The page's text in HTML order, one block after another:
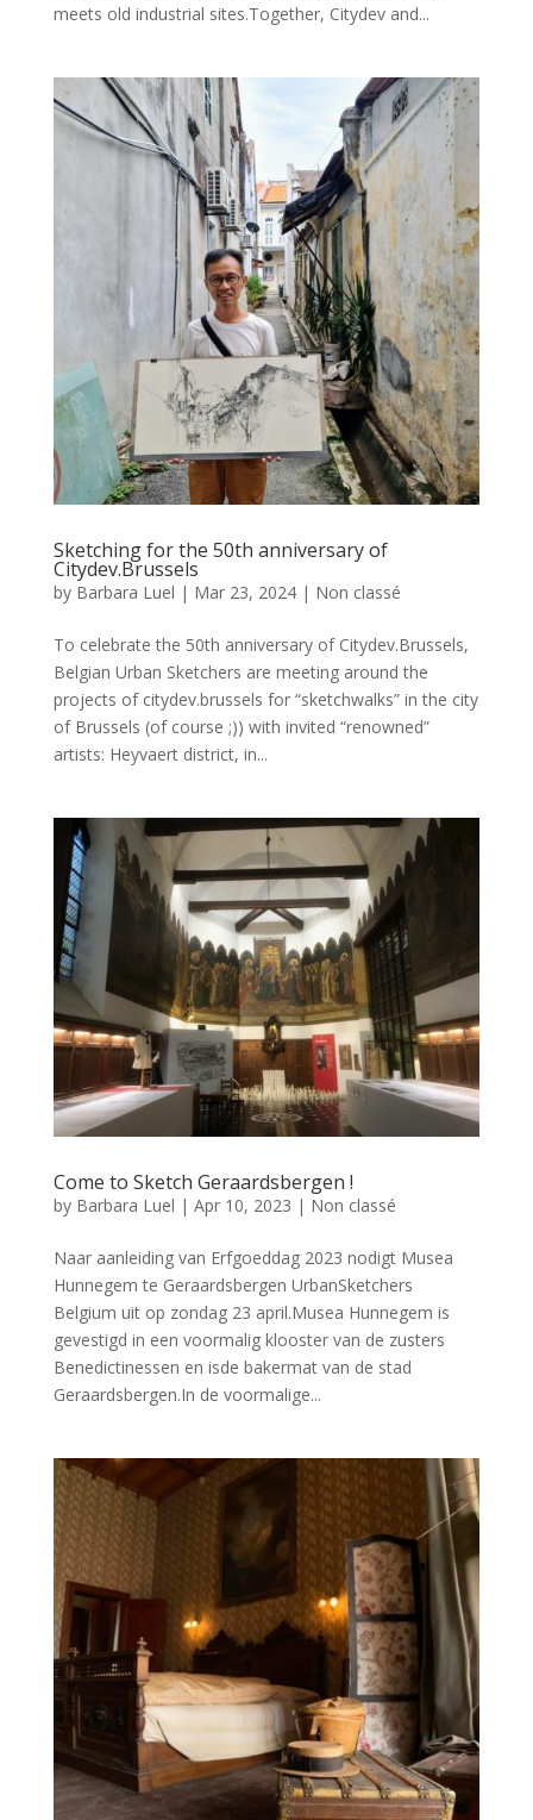
meets old industrial sites.Together, Citydev and...
Sketching for the 50th anniversary of
Citydev.Brussels
by Barbara Luel | Mar 23, 2024| Non classé
To celebrate the 50th anniversary of Citydev.Brussels,
Belgian Urban Sketchers are meeting around the
projects of citydev.brussels for “sketchwalks” in the city
of Brussels (of course ;)) with invited “renowned”
artists: Heyvaert district, in...
Come to Sketch Geraardsbergen !
by Barbara Luel | Apr 10, 2023 | Non classé
Naar aanleiding van Erfgoeddag 2023 nodigt Musea
Hunnegem te Geraardsbergen UrbanSketchers
Belgium uit op zondag 23 april.Musea Hunnegem is
gevestigd in een voormalig klooster van de zusters
Benedictinessen en isde bakermat van de stad
Geraardsbergen.In de voormalige...